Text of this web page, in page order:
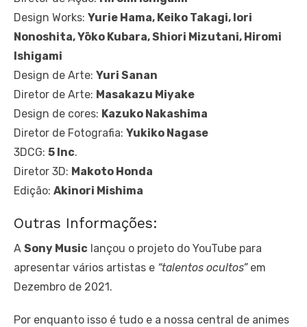
Design Works: Yurie Hama, Keiko Takagi, Iori
Nonoshita, Yōko Kubara, Shiori Mizutani, Hiromi
Ishigami
Design de Arte: Yuri Sanan
Diretor de Arte: Masakazu Miyake
Design de cores: Kazuko Nakashima
Diretor de Fotografia: Yukiko Nagase
3DCG: 5 Inc.
Diretor 3D: Makoto Honda
Edição: Akinori Mishima
Outras Informações:
A Sony Music lançou o projeto do YouTube para
apresentar vários artistas e “talentos ocultos”em
Dezembro de 2021.
Por enquanto isso é tudo e a nossa central de animes